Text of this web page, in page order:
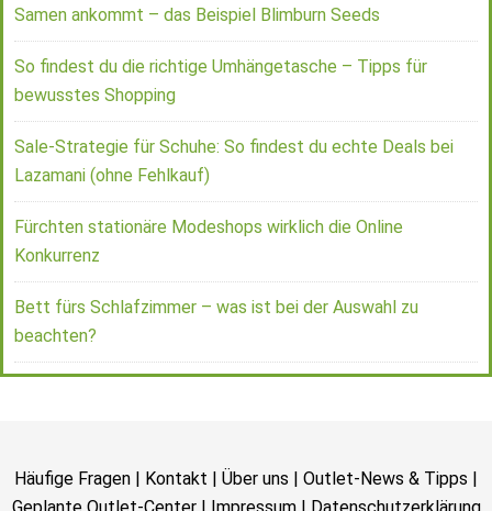
Samen ankommt – das Beispiel Blimburn Seeds
So findest du die richtige Umhängetasche – Tipps für
bewusstes Shopping
Sale-Strategie für Schuhe: So findest du echte Deals bei
Lazamani (ohne Fehlkauf)
Fürchten stationäre Modeshops wirklich die Online
Konkurrenz
Bett fürs Schlafzimmer – was ist bei der Auswahl zu
beachten?
Häufige Fragen | Kontakt | Über uns | Outlet-News & Tipps |